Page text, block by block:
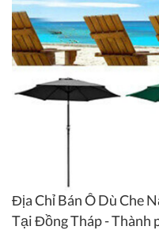
Địa Chỉ Bán Ô Dù Che
Tại Đồng Tháp - Thành